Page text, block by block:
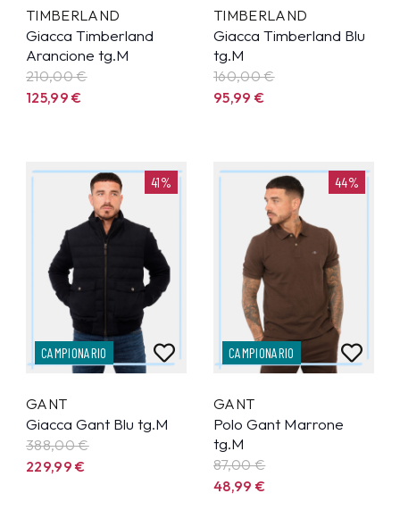
TIMBERLAND
Giacca Timberland
Arancione tg.M
210,00 €
125,99€
TIMBERLAND
Giacca Timberland Blu
tg.M
160,00 €
95,99€
41%
CAMPIONARIO
GANT
Giacca Gant Blu tg.M
388,00 €
229,99€
44%
CAMPIONARIO
GANT
Polo Gant Marrone
tg.M
87,00 €
48,99€